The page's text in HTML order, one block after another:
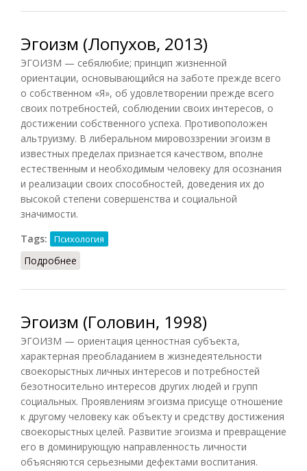
Эгоизм (Лопухов, 2013)
ЭГОИЗМ — себялюбие; принцип жизненной
ориентации, основывающийся на заботе прежде всего
о собственном «Я», об удовлетворении прежде всего
своих потребностей, соблюдении своих интересов, о
достижении собственного успеха. Противоположен
альтруизму. В либеральном мировоззрении эгоизм в
известных пределах признается качеством, вполне
естественным и необходимым человеку для осознания
и реализации своих способностей, доведения их до
высокой степени совершенства и социальной
значимости.
Tags:
Психология
Подробнее
Эгоизм (Головин, 1998)
ЭГОИЗМ — ориентация ценностная субъекта,
характерная преобладанием в жизнедеятельности
своекорыстных личных интересов и потребностей
безотносительно интересов других людей и групп
социальных. Проявлениям эгоизма присуще отношение
к другому человеку как объекту и средству достижения
своекорыстных целей. Развитие эгоизма и превращение
его в доминирующую направленность личности
объясняются серьезными дефектами воспитания.